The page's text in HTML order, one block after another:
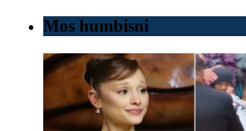
Mos humbisni